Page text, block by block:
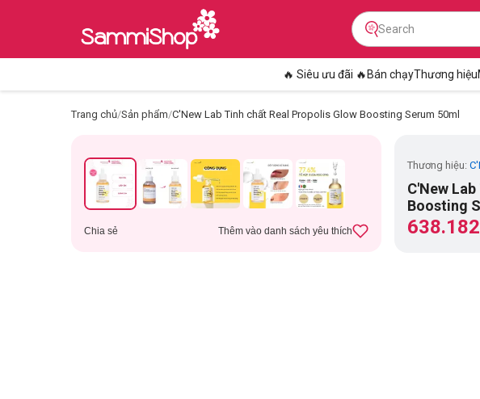
🔥 Siêu ưu đãi 🔥 Bán chạyThương hiệu
Trang chủ/Sản phẩm/C'New Lab Tinh chất Real Propolis Glow Boosting Serum 50ml
Chia sẻ Thêm vào danh sách yêu thích
Thương hiệu:
C'New
Boosting